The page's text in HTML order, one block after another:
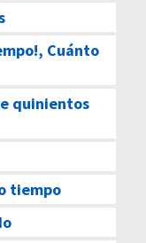
Cuánto
quinientos
tiempo